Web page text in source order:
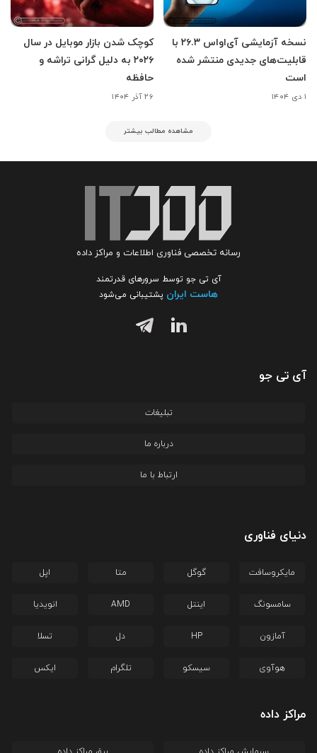
نسخه آزمایشی آی‌اواس ۲۶.۳ با
قابلیت‌های جدیدی منتشر شده
است
۱ دی ۱۴۰۴
کوچک شدن بازار موبایل در سال
۲۰۲۶ به دلیل گرانی تراشه و
حافظه
۲۶ آذر ۱۴۰۴
مشاهده مطالب بیشتر
رسانه تخصصی فناوری اطلاعات و مراکز داده
آی تی جو توسط سرورهای قدرتمند
هاست ایران پشتیبانی می‌شود
آی تی جو
تبلیغات
درباره ما
ارتباط با ما
دنیای فناوری
مایکروسافت گوگل متا اپل
سامسونگ اینتل AMD انویدیا
آمازون HP دل تسلا
هوآوی سیسکو تلگرام ایکس
مراکز داده